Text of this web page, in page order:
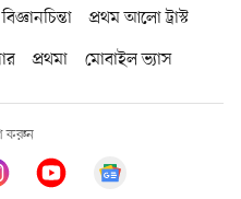
বিজ্ঞানচিন্তা
প্রথম আলো ট্রাস্ট
প্রথমা মোবাইল ভ্যাস
করুন